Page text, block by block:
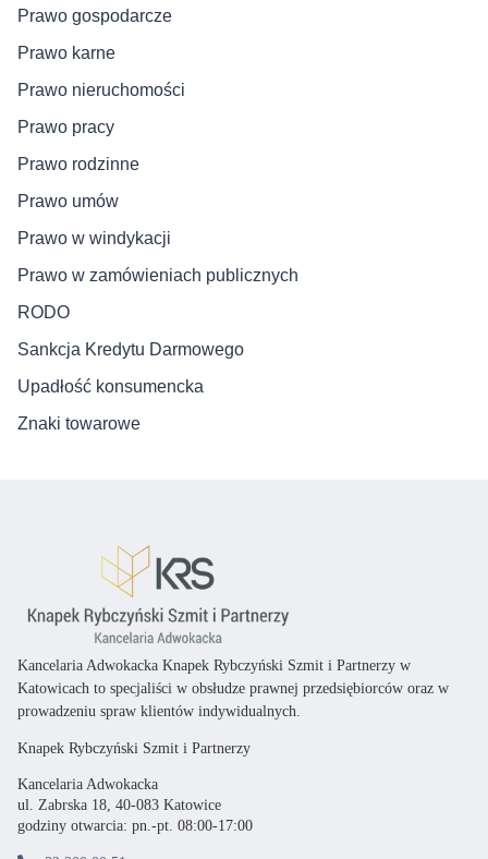
Prawo gospodarcze
Prawo karne
Prawo nieruchomości
Prawo pracy
Prawo rodzinne
Prawo umów
Prawo w windykacji
Prawo w zamówieniach publicznych
RODO
Sankcja Kredytu Darmowego
Upadłość konsumencka
Znaki towarowe
Kancelaria Adwokacka Knapek Rybczyński Szmit i Partnerzy w
Katowicach to specjaliści w obsłudze prawnej przedsiębiorców oraz w
prowadzeniu spraw klientów indywidualnych.
Knapek Rybczyński Szmit i Partnerzy
Kancelaria Adwokacka
ul. Zabrska 18, 40-083 Katowice
godziny otwarcia: pn.-pt. 08:00-17:00